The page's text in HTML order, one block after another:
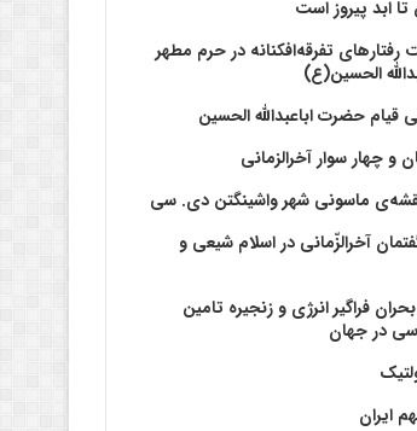
ابد پیروز است
تفرقه‌افکنانه در حرم مطهر
الحسین(ع)
قیام حضرت اباعبدالله الحسین
و چهار سوار آخرالزمانی
ماسونی شهر واشينگتن دی. سی
آخر‌الزّمانی در اسلام شیعی و
فراگیر انرژی و زنجیره تامین
در جهان
ایران